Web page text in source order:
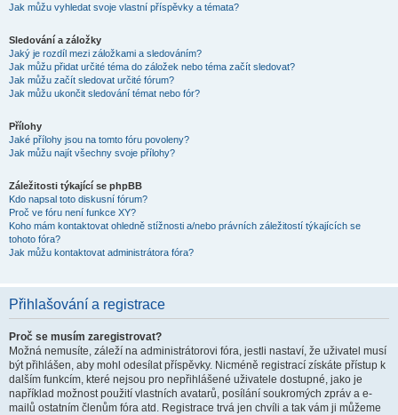
Jak můžu vyhledat svoje vlastní příspěvky a témata?
Sledování a záložky
Jaký je rozdíl mezi záložkami a sledováním?
Jak můžu přidat určité téma do záložek nebo téma začít sledovat?
Jak můžu začít sledovat určité fórum?
Jak můžu ukončit sledování témat nebo fór?
Přílohy
Jaké přílohy jsou na tomto fóru povoleny?
Jak můžu najít všechny svoje přílohy?
Záležitosti týkající se phpBB
Kdo napsal toto diskusní fórum?
Proč ve fóru není funkce XY?
Koho mám kontaktovat ohledně stížnosti a/nebo právních záležitostí týkajících se
tohoto fóra?
Jak můžu kontaktovat administrátora fóra?
Přihlašování a registrace
Proč se musím zaregistrovat?
Možná nemusíte, záleží na administrátorovi fóra, jestli nastaví, že uživatel musí
být přihlášen, aby mohl odesílat příspěvky. Nicméně registrací získáte přístup k
dalším funkcím, které nejsou pro nepřihlášené uživatele dostupné, jako je
například možnost použití vlastních avatarů, posílání soukromých zpráv a e-
mailů ostatním členům fóra atd. Registrace trvá jen chvíli a tak vám ji můžeme